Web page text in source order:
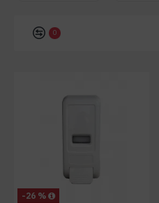
0
-26 %